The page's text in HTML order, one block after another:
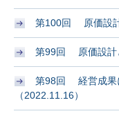
第100回 原価設計
第99回 原価設計
第98回 経営成果
（2022.11.16）